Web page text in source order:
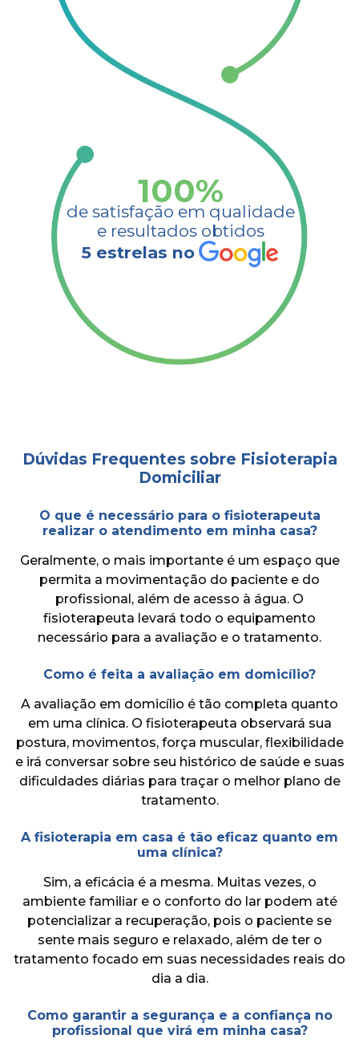
100%
de satisfação em qualidade
e resultados obtidos​
5 estrelas no
Dúvidas Frequentes sobre Fisioterapia
Domiciliar
O que é necessário para o fisioterapeuta
realizar o atendimento em minha casa?
Geralmente, o mais importante é um espaço que
permita a movimentação do paciente e do
profissional, além de acesso à água. O
fisioterapeuta levará todo o equipamento
necessário para a avaliação e o tratamento.
Como é feita a avaliação em domicílio?
A avaliação em domicílio é tão completa quanto
em uma clínica. O fisioterapeuta observará sua
postura, movimentos, força muscular, flexibilidade
e irá conversar sobre seu histórico de saúde e suas
dificuldades diárias para traçar o melhor plano de
tratamento.
A fisioterapia em casa é tão eficaz quanto em
uma clínica?
Sim, a eficácia é a mesma. Muitas vezes, o
ambiente familiar e o conforto do lar podem até
potencializar a recuperação, pois o paciente se
sente mais seguro e relaxado, além de ter o
tratamento focado em suas necessidades reais do
dia a dia.
Como garantir a segurança e a confiança no
profissional que virá em minha casa?